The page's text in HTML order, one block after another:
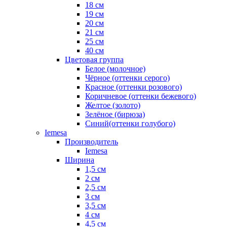
18 см
19 см
20 см
21 см
25 см
40 см
Цветовая группа
Белое (молочное)
Чёрное (оттенки серого)
Красное (оттенки розового)
Коричневое (оттенки бежевого)
Желтое (золото)
Зелёное (бирюза)
Синий(оттенки голубого)
Iemesa
Производитель
Iemesa
Ширина
1,5 см
2 см
2,5 см
3 см
3,5 см
4 см
4,5 см